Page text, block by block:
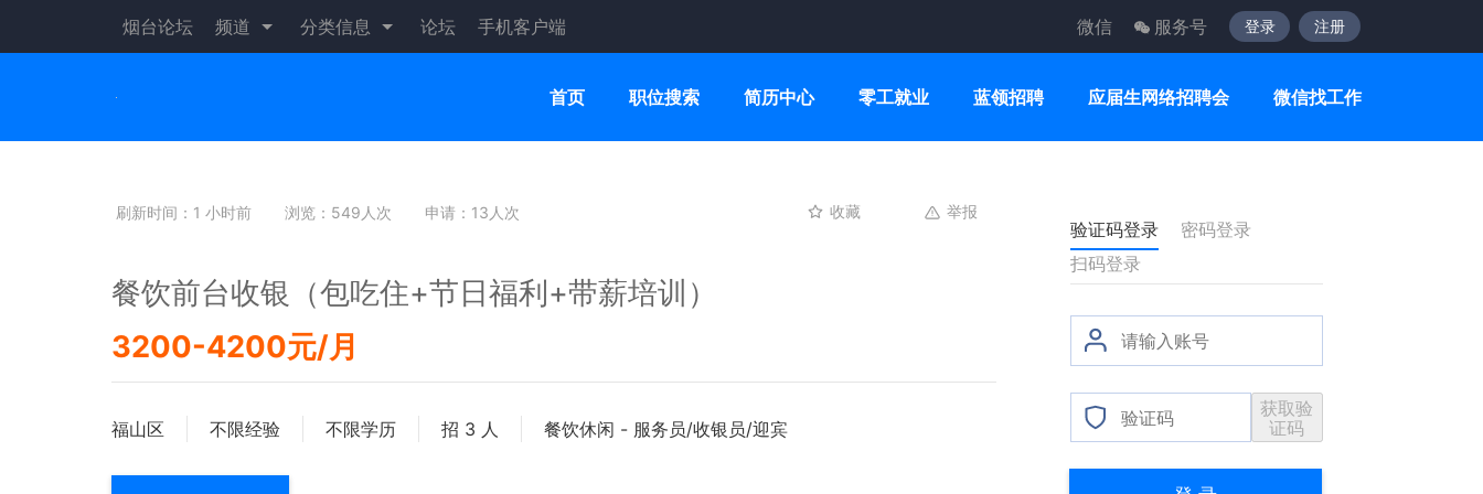
烟台论坛 频道 分类信息 论坛 手机客户端 微信 服务号 登录 注册
首页 职位搜索 简历中心 零工就业 蓝领招聘 应届生网络招聘会 微信找工作
刷新时间：1 小时前 浏览：549人次 申请：13人次 收藏 举报
餐饮前台收银（包吃住+节日福利+带薪培训）
3200-4200元/月
福山区 不限经验 不限学历 招 3 人 餐饮休闲 - 服务员/收银员/迎宾
验证码登录
密码登录
扫码登录
获取验
证码